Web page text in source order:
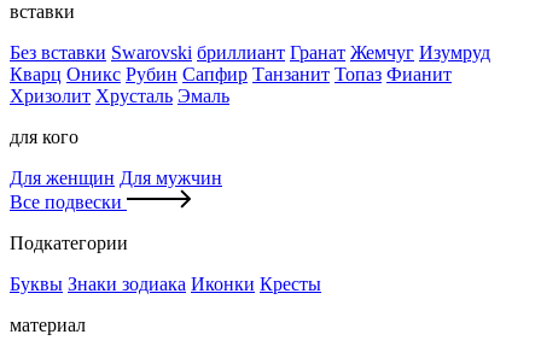
вставки
Без вставки Swarovski бриллиант Гранат Жемчуг Изумруд
Кварц Оникс Рубин Сапфир Танзанит Топаз Фианит
Хризолит Хрусталь Эмаль
для кого
Для женщин Для мужчин
Все подвески
Подкатегории
Буквы Знаки зодиака Иконки Кресты
материал